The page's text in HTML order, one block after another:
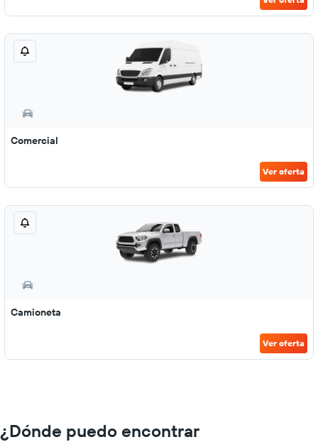
Comercial
Ver oferta
Camioneta
Ver oferta
¿Dónde puedo encontrar